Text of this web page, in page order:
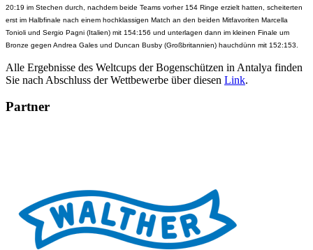
20:19 im Stechen durch, nachdem beide Teams vorher 154 Ringe erzielt hatten, scheiterten
erst im Halbfinale nach einem hochklassigen Match an den beiden Mitfavoriten Marcella
Tonioli und Sergio Pagni (Italien) mit 154:156 und unterlagen dann im kleinen Finale um
Bronze gegen Andrea Gales und Duncan Busby (Großbritannien) hauchdünn mit 152:153.
Alle Ergebnisse des Weltcups der Bogenschützen in Antalya finden
Sie nach Abschluss der Wettbewerbe über diesen Link.
Partner